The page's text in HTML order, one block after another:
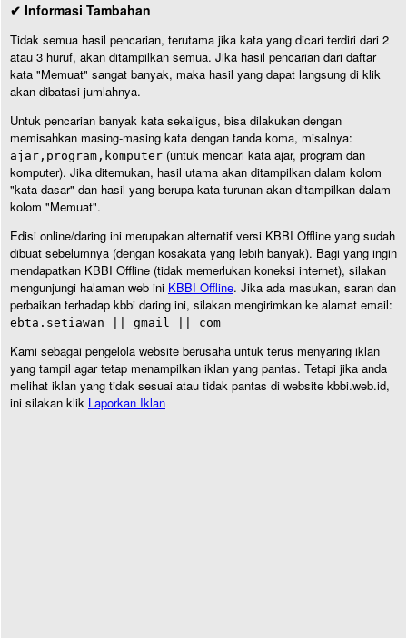
✔ Informasi Tambahan
Tidak semua hasil pencarian, terutama jika kata yang dicari terdiri dari 2
atau 3 huruf, akan ditampilkan semua. Jika hasil pencarian dari daftar
kata "Memuat" sangat banyak, maka hasil yang dapat langsung di klik
akan dibatasi jumlahnya.
Untuk pencarian banyak kata sekaligus, bisa dilakukan dengan
memisahkan masing-masing kata dengan tanda koma, misalnya:
ajar,program,komputer (untuk mencari kata ajar, program dan
komputer). Jika ditemukan, hasil utama akan ditampilkan dalam kolom
"kata dasar" dan hasil yang berupa kata turunan akan ditampilkan dalam
kolom "Memuat".
Edisi online/daring ini merupakan alternatif versi KBBI Offline yang sudah
dibuat sebelumnya (dengan kosakata yang lebih banyak). Bagi yang ingin
mendapatkan KBBI Offline (tidak memerlukan koneksi internet), silakan
mengunjungi halaman web ini KBBI Offline. Jika ada masukan, saran dan
perbaikan terhadap kbbi daring ini, silakan mengirimkan ke alamat email:
ebta.setiawan || gmail || com
Kami sebagai pengelola website berusaha untuk terus menyaring iklan
yang tampil agar tetap menampilkan iklan yang pantas. Tetapi jika anda
melihat iklan yang tidak sesuai atau tidak pantas di website kbbi.web.id,
ini silakan klik Laporkan Iklan